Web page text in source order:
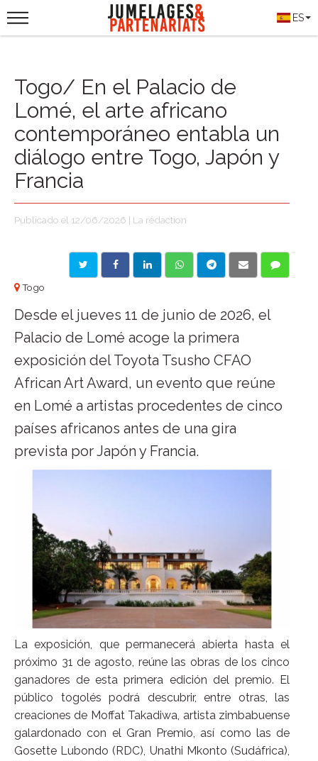
ES
Togo/ En el Palacio de
Lomé, el arte africano
contemporáneo entabla un
diálogo entre Togo, Japón y
Francia
Publicado el 12/06/2026 | La rédaction
Togo
Desde el jueves 11 de junio de 2026, el
Palacio de Lomé acoge la primera
exposición del Toyota Tsusho CFAO
African Art Award, un evento que reúne
en Lomé a artistas procedentes de cinco
países africanos antes de una gira
prevista por Japón y Francia.
La exposición, que permanecerá abierta hasta el
próximo 31 de agosto, reúne las obras de los cinco
ganadores de esta primera edición del premio. El
público togolés podrá descubrir, entre otras, las
creaciones de Moffat Takadiwa, artista zimbabuense
galardonado con el Gran Premio, así como las de
Gosette Lubondo (RDC), Unathi Mkonto (Sudáfrica),